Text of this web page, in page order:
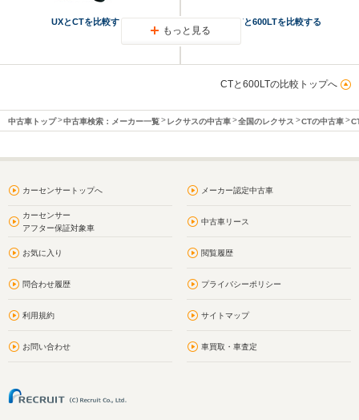
UXとCTを比較する 675LTと600LTを比較する
もっと見る
CTと600LTの比較トップへ
中古車トップ 中古車検索：メーカー一覧 レクサスの中古車 全国のレクサス CTの中古車
カーセンサートップへ メーカー認定中古車
カーセンサー
アフター保証対象車
中古車リース
お気に入り 閲覧履歴
問合わせ履歴 プライバシーポリシー
利用規約 サイトマップ
お問い合わせ 車買取・車査定